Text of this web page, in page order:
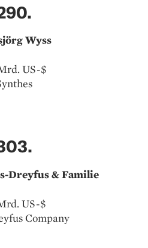
Wyss
US-$
Dreyfus & Familie
US-$
Company